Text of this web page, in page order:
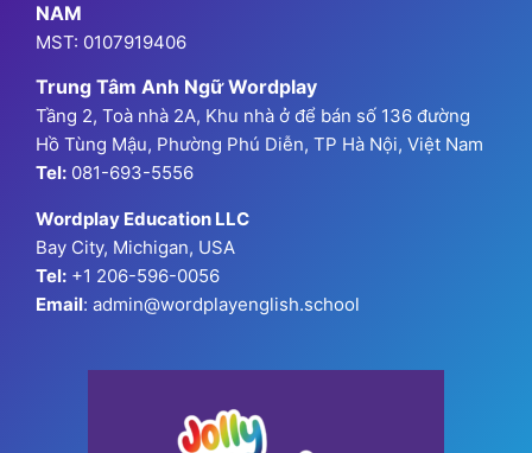
NAM
MST: 0107919406
Trung Tâm Anh Ngữ Wordplay
Tầng 2, Toà nhà 2A, Khu nhà ở để bán số 136 đường
Hồ Tùng Mậu, Phường Phú Diễn, TP Hà Nội, Việt Nam
Tel: 081-693-5556
Wordplay Education LLC
Bay City, Michigan, USA
Tel: +1 206-596-0056
Email: admin@wordplayenglish.school